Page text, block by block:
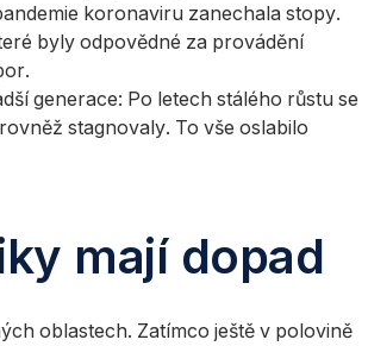
koronaviru zanechala stopy.
byly odpovědné za provádění
generace: Po letech stálého růstu se
stagnovaly. To vše oslabilo
mají dopad
oblastech. Zatímco ještě v polovině